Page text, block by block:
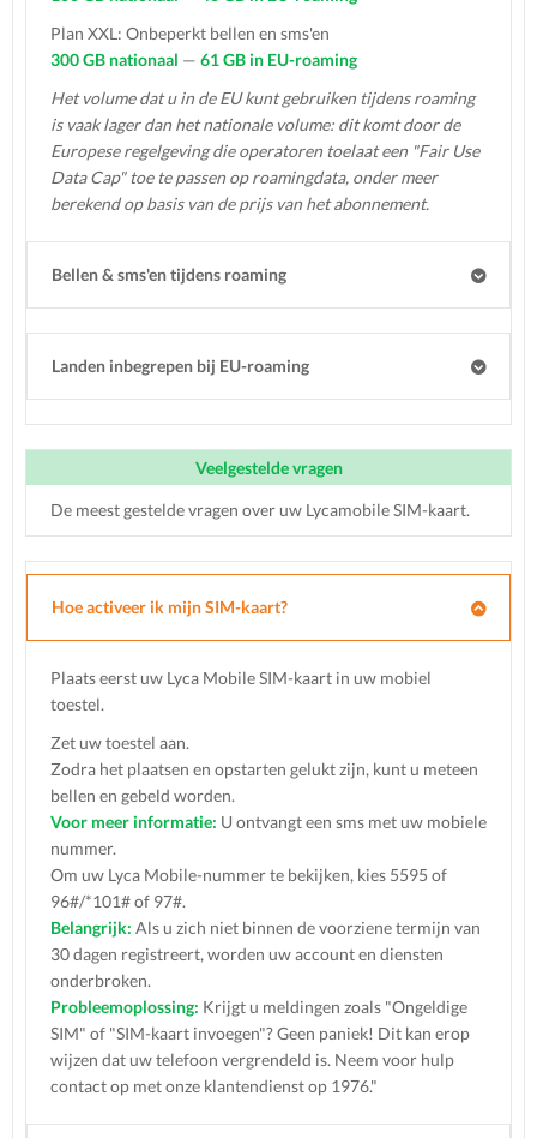
Plan XXL: Onbeperkt bellen en sms'en
300 GB nationaal — 61 GB in EU-roaming
Het volume dat u in de EU kunt gebruiken tijdens roaming
is vaak lager dan het nationale volume: dit komt door de
Europese regelgeving die operatoren toelaat een "Fair Use
Data Cap" toe te passen op roamingdata, onder meer
berekend op basis van de prijs van het abonnement.
Bellen & sms'en tijdens roaming
Landen inbegrepen bij EU-roaming
Veelgestelde vragen
De meest gestelde vragen over uw Lycamobile SIM-kaart.
Hoe activeer ik mijn SIM-kaart?
Plaats eerst uw Lyca Mobile SIM-kaart in uw mobiel
toestel.
Zet uw toestel aan.
Zodra het plaatsen en opstarten gelukt zijn, kunt u meteen
bellen en gebeld worden.
Voor meer informatie: U ontvangt een sms met uw mobiele
nummer.
Om uw Lyca Mobile-nummer te bekijken, kies 5595 of
96#/*101# of 97#.
Belangrijk: Als u zich niet binnen de voorziene termijn van
30 dagen registreert, worden uw account en diensten
onderbroken.
Probleemoplossing: Krijgt u meldingen zoals "Ongeldige
SIM" of "SIM-kaart invoegen"? Geen paniek! Dit kan erop
wijzen dat uw telefoon vergrendeld is. Neem voor hulp
contact op met onze klantendienst op 1976."